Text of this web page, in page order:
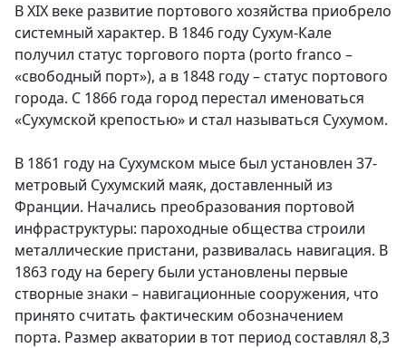
В XIX веке развитие портового хозяйства приобрело
системный характер. В 1846 году Сухум-Кале
получил статус торгового порта (porto franco –
«свободный порт»), а в 1848 году – статус портового
города. С 1866 года город перестал именоваться
«Сухумской крепостью» и стал называться Сухумом.
В 1861 году на Сухумском мысе был установлен 37-
метровый Сухумский маяк, доставленный из
Франции. Начались преобразования портовой
инфраструктуры: пароходные общества строили
металлические пристани, развивалась навигация. В
1863 году на берегу были установлены первые
створные знаки – навигационные сооружения, что
принято считать фактическим обозначением
порта. Размер акватории в тот период составлял 8,3